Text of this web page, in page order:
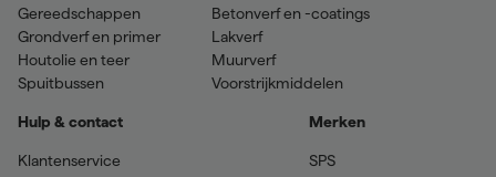
Gereedschappen
Grondverf en primer
Houtolie en teer
Spuitbussen
Betonverf en -coatings
Lakverf
Muurverf
Voorstrijkmiddelen
Hulp & contact
Klantenservice
Merken
SPS